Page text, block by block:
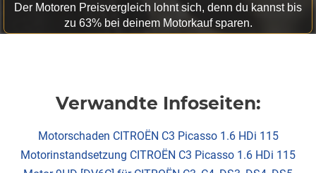
Der Motoren Preisvergleich lohnt sich, denn du kannst bis
zu 63% bei deinem Motorkauf sparen.
Verwandte Infoseiten:
Motorschaden CITROËN C3 Picasso 1.6 HDi 115
Motorinstandsetzung CITROËN C3 Picasso 1.6 HDi 115